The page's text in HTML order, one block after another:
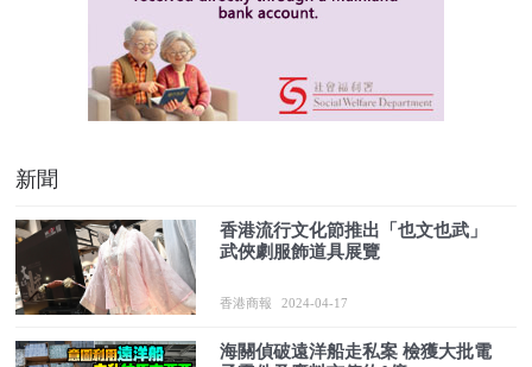
新聞
香港流行文化節推出「也文也武」
武俠劇服飾道具展覽
香港商報 2024-04-17
海關偵破遠洋船走私案 檢獲大批電